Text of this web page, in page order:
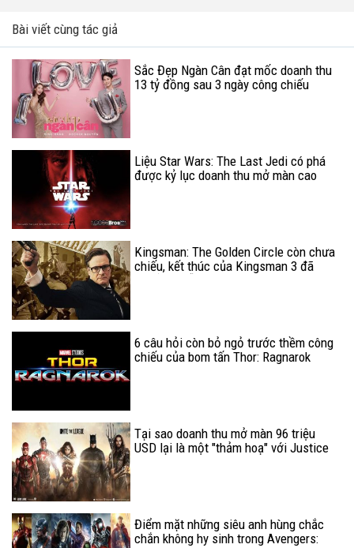
Bài viết cùng tác giả
Sắc Đẹp Ngàn Cân đạt mốc doanh thu
13 tỷ đồng sau 3 ngày công chiếu
Liệu Star Wars: The Last Jedi có phá
được kỷ lục doanh thu mở màn cao
Kingsman: The Golden Circle còn chưa
chiếu, kết thúc của Kingsman 3 đã
6 câu hỏi còn bỏ ngỏ trước thềm công
chiếu của bom tấn Thor: Ragnarok
Tại sao doanh thu mở màn 96 triệu
USD lại là một "thảm hoạ" với Justice
Điểm mặt những siêu anh hùng chắc
chắn không hy sinh trong Avengers: